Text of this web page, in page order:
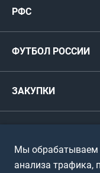
Футзал
Титулы и трофеи
Международные
Турниры клубов
РФС
Регионы
Документы
ФУТБОЛ РОССИИ
Мини-футбол
ЗАКУПКИ
Мы обрабатываем
анализа трафика,